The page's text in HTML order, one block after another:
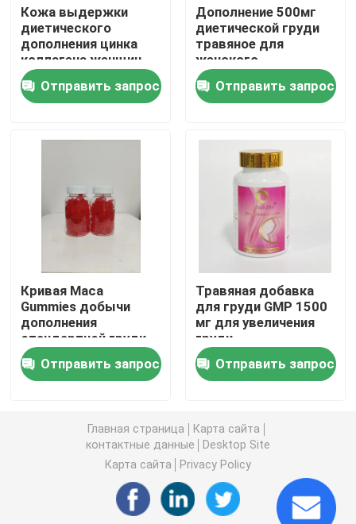
Свяжитесь мы
Спросите цитату
Дополнения женщин травяные
Дополнение груди травяное
Травяные капсулы для увеличения веса
Травяная капсула потери веса
Коллаген забеливая капсулу
Витамин Gummies биотина
Кожа выдержки
диетического
дополнения цинка
коллагена женщин
ОЭМ травяная
улучшает
Отправить запрос
Дополнение 500мг
диетической груди
травяное для
женского
гормонального
баланса
Отправить запрос
Кривая Maca
Gummies добычи
дополнения
стандартной груди
GMP травяная
Отправить запрос
Травяная добавка
для груди GMP 1500
мг для увеличения
груди
Отправить запрос
Главная страница
Карта сайта
контактные данные
Desktop Site
Карта сайта
Privacy Policy